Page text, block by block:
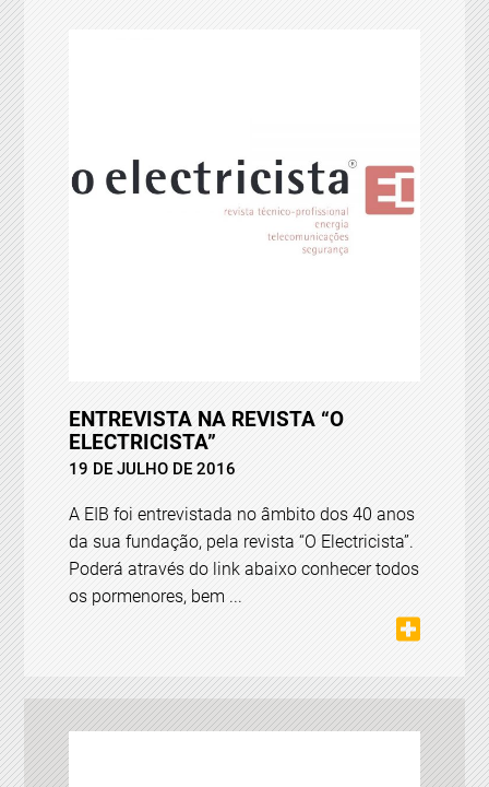
ENTREVISTA NA REVISTA “O
ELECTRICISTA”
19 DE JULHO DE 2016
A EIB foi entrevistada no âmbito dos 40 anos
da sua fundação, pela revista “O Electricista”.
Poderá através do link abaixo conhecer todos
os pormenores, bem ...